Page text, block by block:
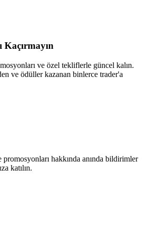
Kaçırmayın
ve özel tekliflerle güncel kalın.
ve ödüller kazanan binlerce trader'a
promosyonları hakkında anında bildirimler
katılın.